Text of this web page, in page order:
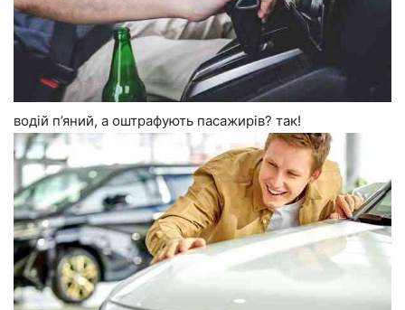
водій п’яний, а оштрафують пасажирів? так!